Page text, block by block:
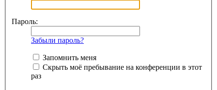
Пароль:
Забыли пароль?
Запомнить меня
Скрыть моё пребывание на конференции в этот
раз